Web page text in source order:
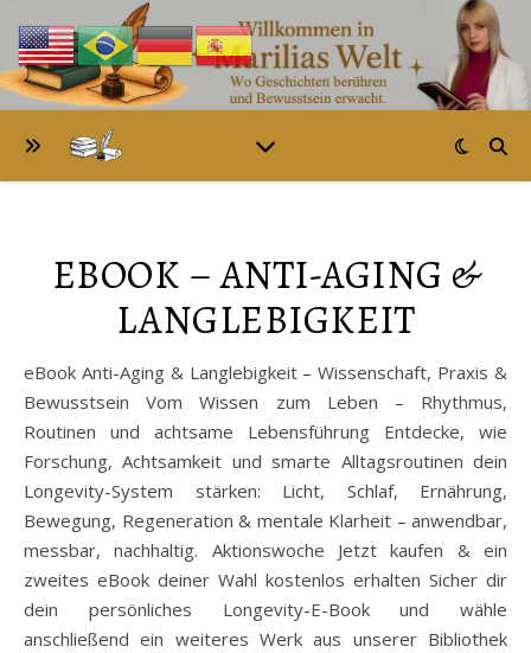
EBOOK – ANTI-AGING &
LANGLEBIGKEIT
eBook Anti-Aging & Langlebigkeit – Wissenschaft, Praxis &
Bewusstsein Vom Wissen zum Leben – Rhythmus,
Routinen und achtsame Lebensführung Entdecke, wie
Forschung, Achtsamkeit und smarte Alltagsroutinen dein
Longevity-System stärken: Licht, Schlaf, Ernährung,
Bewegung, Regeneration & mentale Klarheit – anwendbar,
messbar, nachhaltig. Aktionswoche Jetzt kaufen & ein
zweites eBook deiner Wahl kostenlos erhalten Sicher dir
dein persönliches Longevity-E-Book und wähle
anschließend ein weiteres Werk aus unserer Bibliothek